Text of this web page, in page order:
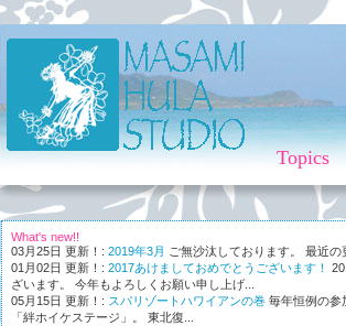
Topics
What's new!!
03月25日 更新！: 2019年3月 ご無沙汰しております。 最近
01月02日 更新！: 2017あけましておめでとうございます！
ざいます。 今年もよろしくお願い申し上げ...
05月15日 更新！: スパリゾートハワイアンの巻 毎年恒例の参
「絆ホイケステージ」。 東北復...